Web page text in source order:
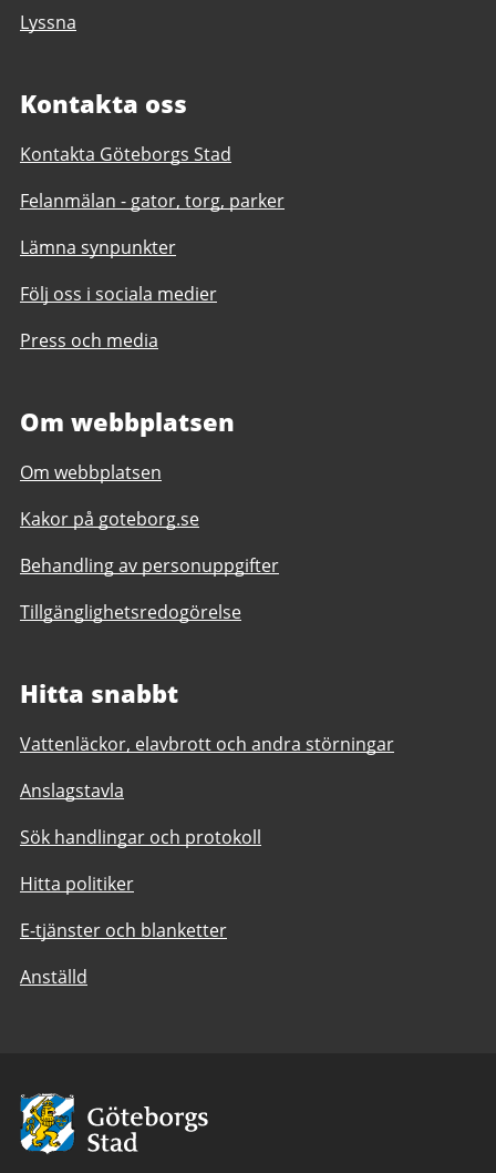
Lyssna
Kontakta oss
Kontakta Göteborgs Stad
Felanmälan - gator, torg, parker
Lämna synpunkter
Följ oss i sociala medier
Press och media
Om webbplatsen
Om webbplatsen
Kakor på goteborg.se
Behandling av personuppgifter
Tillgänglighetsredogörelse
Hitta snabbt
Vattenläckor, elavbrott och andra störningar
Anslagstavla
Sök handlingar och protokoll
Hitta politiker
E-tjänster och blanketter
Anställd
Avsändare:
Göteborgs
Stad